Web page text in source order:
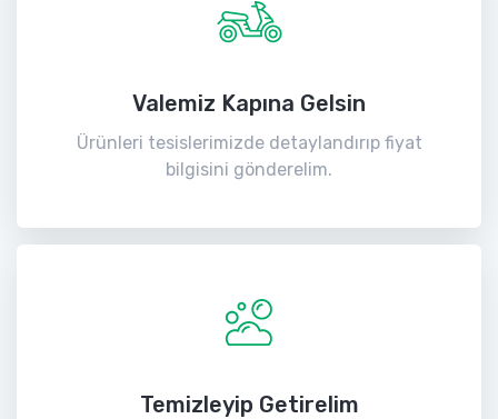
Valemiz Kapına Gelsin
Ürünleri tesislerimizde detaylandırıp fiyat
bilgisini gönderelim.
Temizleyip Getirelim